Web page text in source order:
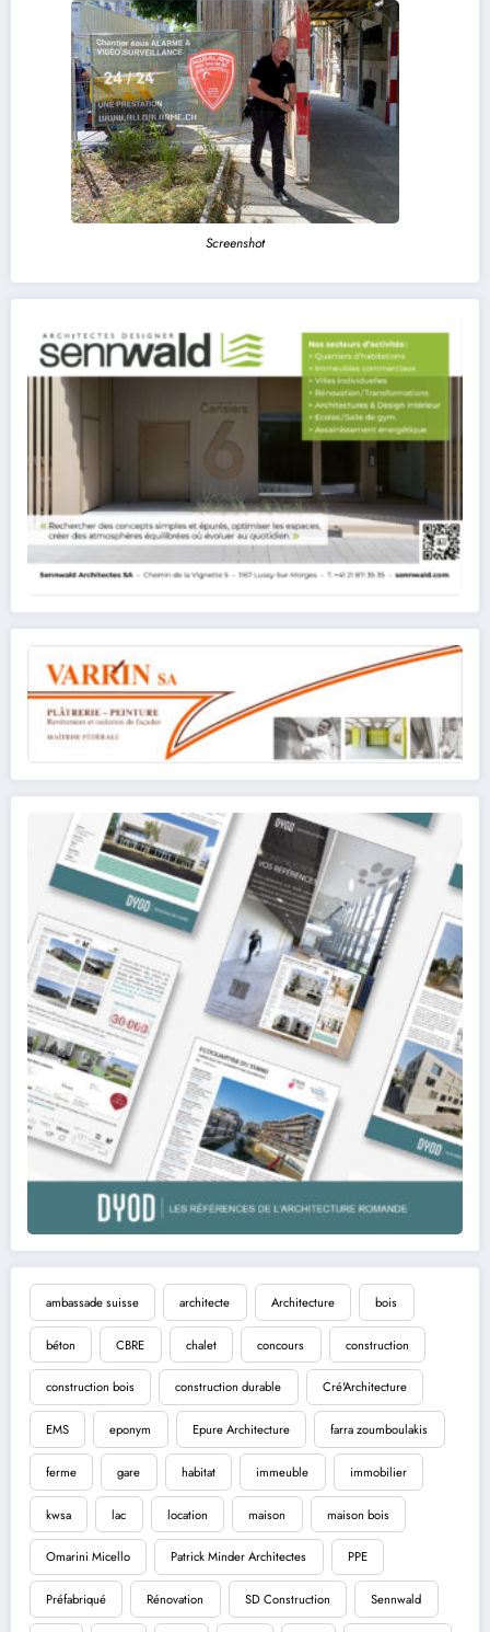
Screenshot
ambassade suisse architecte Architecture bois
béton CBRE chalet concours construction
construction bois construction durable Cré'Architecture
EMS eponym Epure Architecture farra zoumboulakis
ferme gare habitat immeuble immobilier
kwsa lac location maison maison bois
Omarini Micello Patrick Minder Architectes PPE
Préfabriqué Rénovation SD Construction Sennwald